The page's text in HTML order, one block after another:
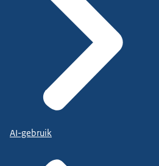
AI-gebruik